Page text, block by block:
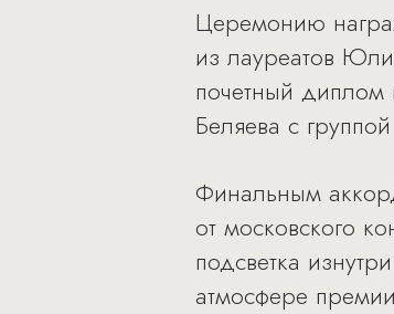
Церемонию
из лауреатов
почетный диплом
Беляева с
Финальным
от московского
подсветка
атмосфере